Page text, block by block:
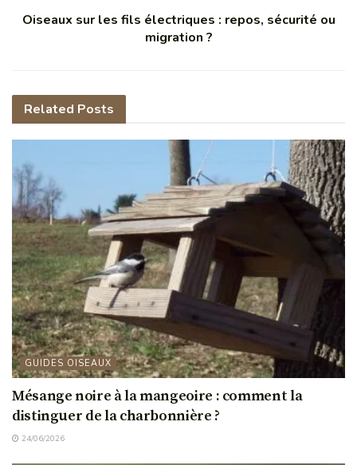
Oiseaux sur les fils électriques : repos, sécurité ou
migration ?
Related Posts
GUIDES OISEAUX
Mésange noire à la mangeoire : comment la
distinguer de la charbonnière ?
24/06/2026